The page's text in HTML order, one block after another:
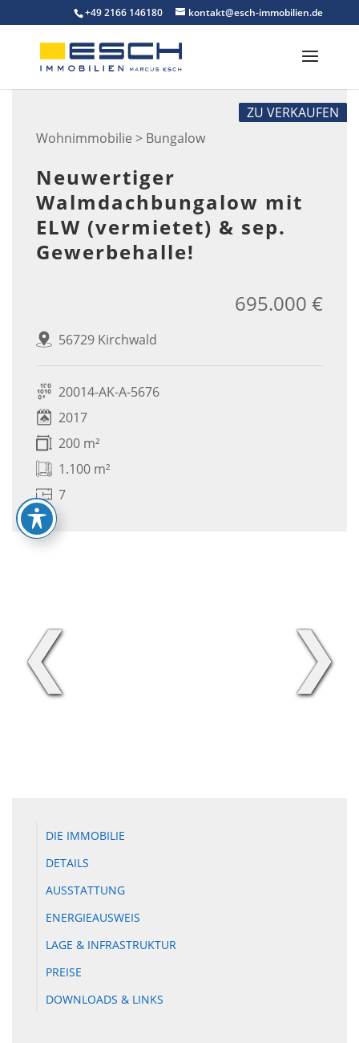
to
content
+49 2166 146180 kontakt@esch-immobilien.de
Wohnimmobilie > Bungalow
ZU VERKAUFEN
Neuwertiger
Walmdachbungalow mit
ELW (vermietet) & sep.
Gewerbehalle!
56729 Kirchwald
695.000 €
20014-AK-A-5676
2017
200 m²
1.100 m²
7
❮ ❯
DIE IMMOBILIE
DETAILS
AUSSTATTUNG
ENERGIEAUSWEIS
LAGE & INFRASTRUKTUR
PREISE
DOWNLOADS & LINKS